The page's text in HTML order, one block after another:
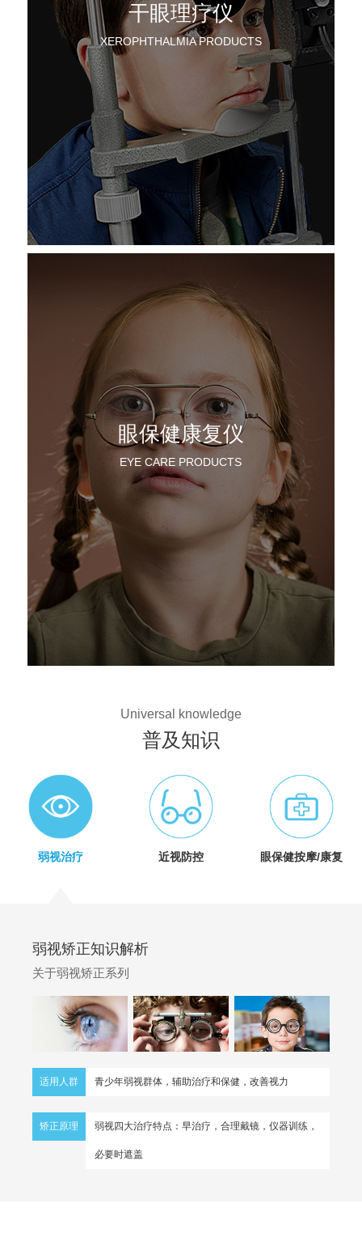
干眼理疗仪
XEROPHTHALMIA PRODUCTS
眼保健康复仪
EYE CARE PRODUCTS
Universal knowledge
普及知识
弱视治疗 近视防控 眼保健按摩/康复
弱视矫正知识解析
关于弱视矫正系列
适用人群 青少年弱视群体，辅助治疗和保健，改善视力
矫正原理 弱视四大治疗特点：早治疗，合理戴镜，仪器训练，
必要时遮盖